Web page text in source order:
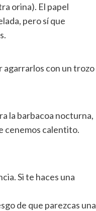
orina). El papel
pero sí que
agarrarlos con un trozo
la barbacoa nocturna,
cenemos calentito.
Si te haces una
de que parezcas una